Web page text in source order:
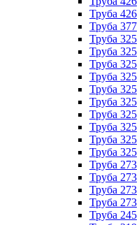
Труба 426
Труба 377
Труба 325
Труба 325
Труба 325
Труба 325
Труба 325
Труба 325
Труба 325
Труба 325
Труба 325
Труба 325
Труба 273
Труба 273
Труба 273
Труба 273
Труба 245